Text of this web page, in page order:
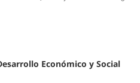
Económico y Social